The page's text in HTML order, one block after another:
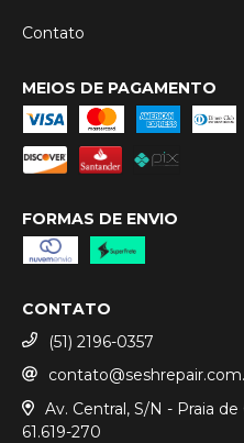
Contato
MEIOS DE PAGAMENTO
FORMAS DE ENVIO
CONTATO
(51) 2196-0357
Av. Central, S/N - Praia
61.619-270